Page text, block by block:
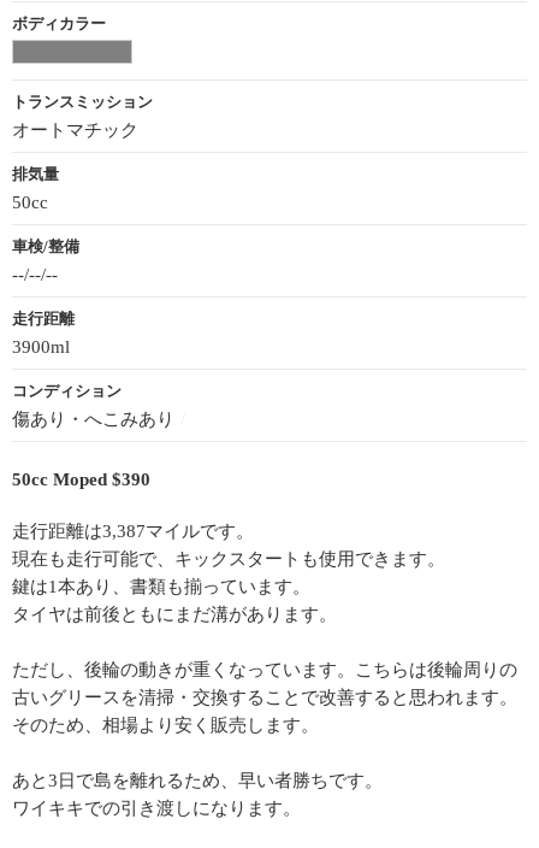
ボディカラー
トランスミッション
オートマチック
排気量
50cc
車検/整備
--/--/--
走行距離
3900ml
コンディション
傷あり・へこみあり
50cc Moped $390
走行距離は3,387マイルです。
現在も走行可能で、キックスタートも使用できます。
鍵は1本あり、書類も揃っています。
タイヤは前後ともにまだ溝があります。
ただし、後輪の動きが重くなっています。こちらは後輪周りの
古いグリースを清掃・交換することで改善すると思われます。
そのため、相場より安く販売します。
あと3日で島を離れるため、早い者勝ちです。
ワイキキでの引き渡しになります。